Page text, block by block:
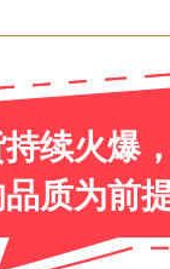
持,助力